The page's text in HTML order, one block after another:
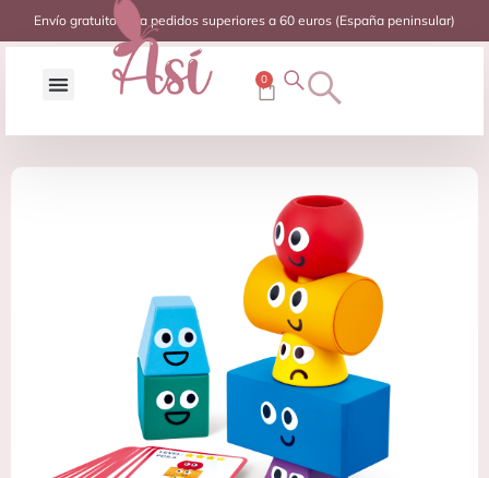
Envío gratuito para pedidos superiores a 60 euros (España peninsular)
0